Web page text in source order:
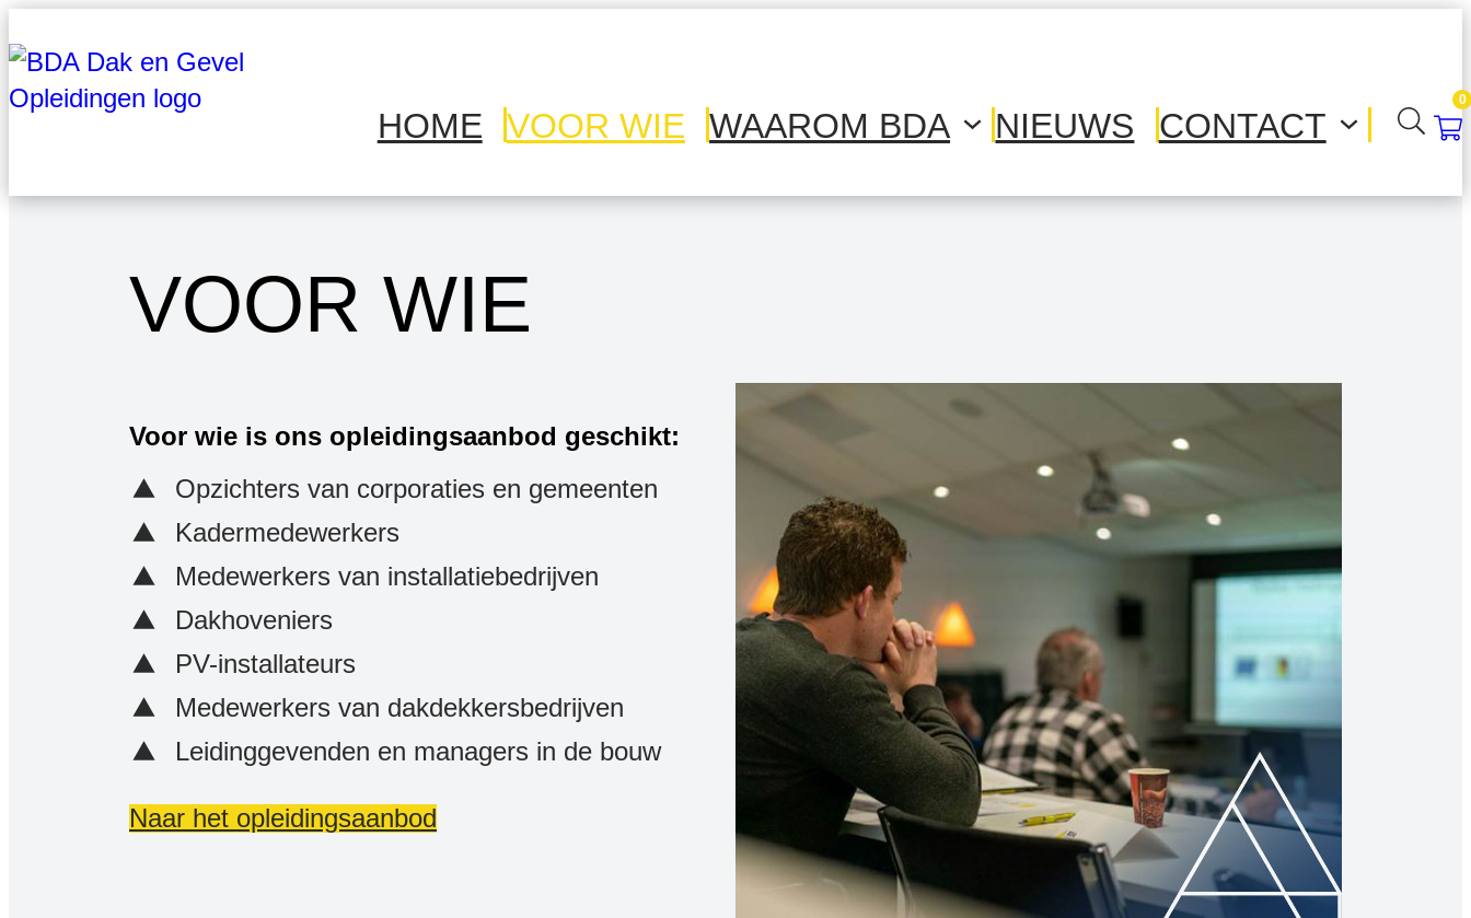
naar
de
HOME VOOR WIE WAAROM BDA NIEUWS CONTACT
0
VOOR WIE
Voor wie is ons opleidingsaanbod geschikt:
Opzichters van corporaties en gemeenten
Kadermedewerkers
Medewerkers van installatiebedrijven
Dakhoveniers
PV-installateurs
Medewerkers van dakdekkersbedrijven
Leidinggevenden en managers in de bouw
Naar het opleidingsaanbod